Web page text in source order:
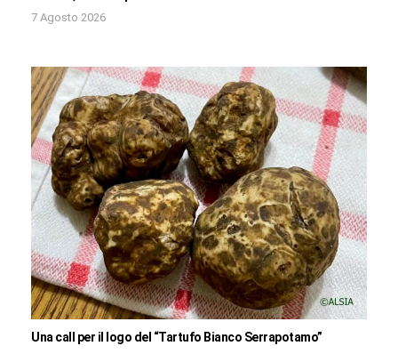
7 Agosto 2026
Una call per il logo del “Tartufo Bianco Serrapotamo”